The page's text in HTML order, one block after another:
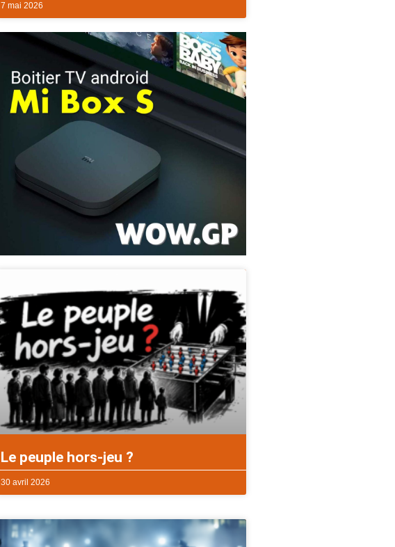
7 mai 2026
Le peuple hors-jeu ?
30 avril 2026